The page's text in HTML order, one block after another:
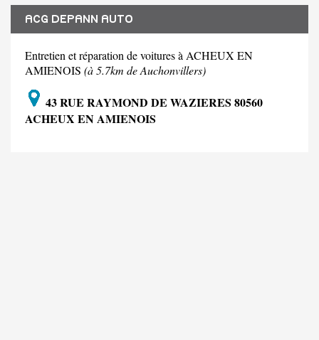
ACG DEPANN AUTO
Entretien et réparation de voitures à ACHEUX EN
AMIENOIS (à 5.7km de Auchonvillers)
43 RUE RAYMOND DE WAZIERES 80560
ACHEUX EN AMIENOIS